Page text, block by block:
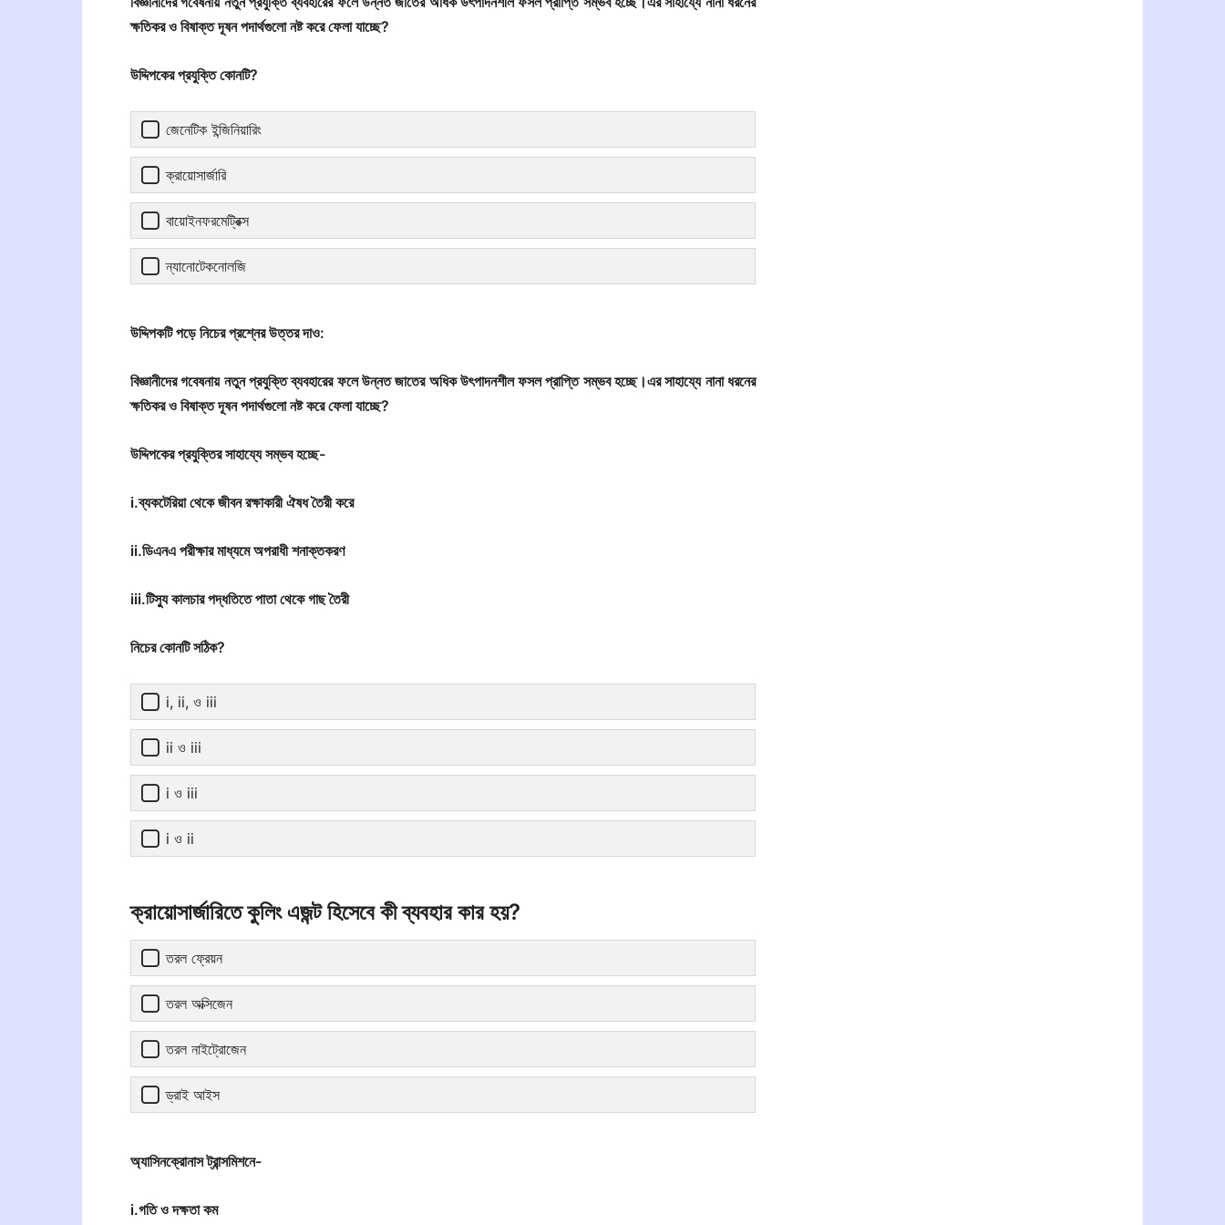
ক্ষতিকর ও বিষাক্ত দূষন পদার্থগুলো নষ্ট করে ফেলা যাচ্ছে?
উদ্দিপকের প্রযুক্তি কোনটি?
জেনেটিক ইন্জিনিয়ারিং
ক্রায়োসার্জারি
বায়োইনফরমেট্রিক্স
ন্যানোটেকনোলজি
উদ্দিপকটি পড়ে নিচের প্রশ্নের উত্তর দাও:
বিজ্ঞানীদের গবেষনায় নতুন প্রযুক্তি ব্যবহারের ফলে উন্নত জাতের অধিক উৎপাদনশীল ফসল প্রাপ্তি সম্ভব হচ্ছে।এর সাহায্যে নানা ধরনের
ক্ষতিকর ও বিষাক্ত দূষন পদার্থগুলো নষ্ট করে ফেলা যাচ্ছে?
উদ্দিপকের প্রযুক্তির সাহায্যে সম্ভব হচ্ছে-
i.ব্যকটেরিয়া থেকে জীবন রক্ষাকারী ঐষধ তৈরী করে
ii.ডিএনএ পরীক্ষার মাধ্যমে অপরাধী শনাক্তকরণ
iii.টিস্যু কালচার পদ্ধতিতে পাতা থেকে গাছ তৈরী
নিচের কোনটি সঠিক?
i, ii, ও iii
ii ও iii
i ও iii
i ও ii
ক্রায়োসার্জারিতে কুলিং এজন্ট হিসেবে কী ব্যবহার কার হয়?
তরল ফ্রেয়ন
তরল অক্সিজেন
তরল নাইট্রোজেন
ড্রাই আইস
অ্যাসিনক্রোনাস ট্রান্সমিশনে-
i.গতি ও দক্ষতা কম